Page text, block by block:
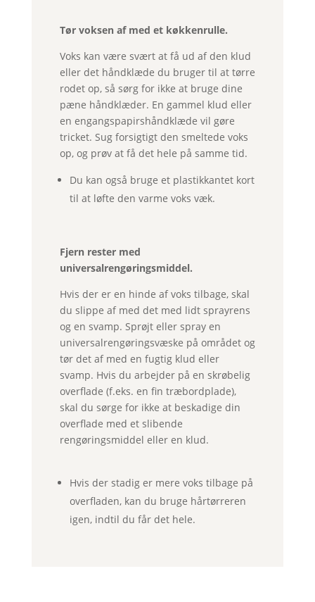
Tør voksen af med et køkkenrulle.
Voks kan være svært at få ud af den klud
eller det håndklæde du bruger til at tørre
rodet op, så sørg for ikke at bruge dine
pæne håndklæder. En gammel klud eller
en engangspapirshåndklæde vil gøre
tricket. Sug forsigtigt den smeltede voks
op, og prøv at få det hele på samme tid.
Du kan også bruge et plastikkantet kort
til at løfte den varme voks væk.
Fjern rester med
universalrengøringsmiddel.
Hvis der er en hinde af voks tilbage, skal
du slippe af med det med lidt sprayrens
og en svamp. Sprøjt eller spray en
universalrengøringsvæske på området og
tør det af med en fugtig klud eller
svamp. Hvis du arbejder på en skrøbelig
overflade (f.eks. en fin træbordplade),
skal du sørge for ikke at beskadige din
overflade med et slibende
rengøringsmiddel eller en klud.
Hvis der stadig er mere voks tilbage på
overfladen, kan du bruge hårtørreren
igen, indtil du får det hele.